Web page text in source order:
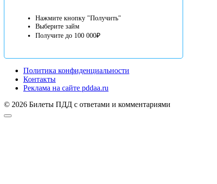
Нажмите кнопку "Получить"
Выберите займ
Получите до 100 000₽
Политика конфиденциальности
Контакты
Реклама на сайте pddaa.ru
© 2026 Билеты ПДД с ответами и комментариями